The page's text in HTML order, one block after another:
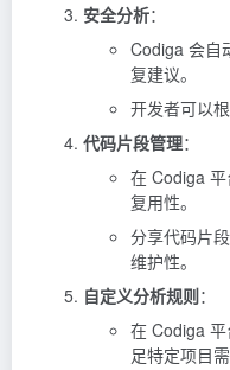
安全分析：
Codiga 会自
复建议。
开发者可以
代码片段管理：
在 Codiga
复用性。
分享代码片
维护性。
自定义分析规则：
在 Codiga
足特定项目需